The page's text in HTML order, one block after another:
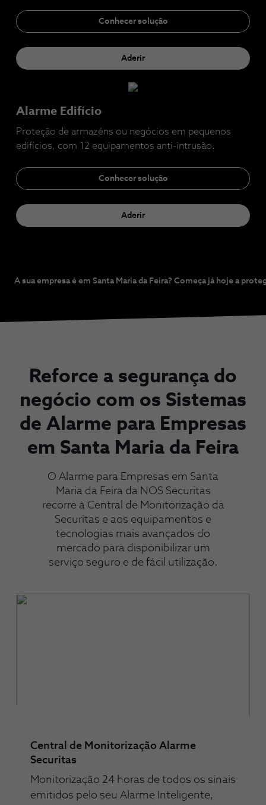
Conhecer solução
Aderir
Alarme Edifício
Proteção de armazéns ou negócios em pequenos
edifícios, com 12 equipamentos anti-intrusão.
Conhecer solução
Aderir
A sua empresa é em Santa Maria da Feira? Começa já hoje a
Reforce a segurança do
negócio com os Sistemas
de Alarme para Empresas
em Santa Maria da Feira
O Alarme para Empresas em Santa
Maria da Feira da NOS Securitas
recorre à Central de Monitorização da
Securitas e aos equipamentos e
tecnologias mais avançados do
mercado para disponibilizar um
serviço seguro e de fácil utilização.
Central de Monitorização Alarme
Securitas
Monitorização 24 horas de todos os sinais
emitidos pelo seu Alarme Inteligente,